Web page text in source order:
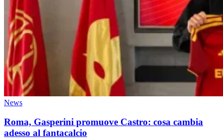
News
Roma, Gasperini promuove Castro: cosa cambia
adesso al fantacalcio